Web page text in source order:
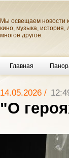
Мы освещаем новости
кино, музыка, история,
многое другое.
Главная
14.05.2026 /
"О